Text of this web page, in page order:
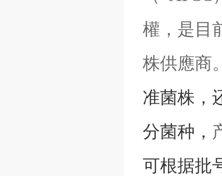
權，是目
株供應商
准菌株 ，
分菌种，
可根据批